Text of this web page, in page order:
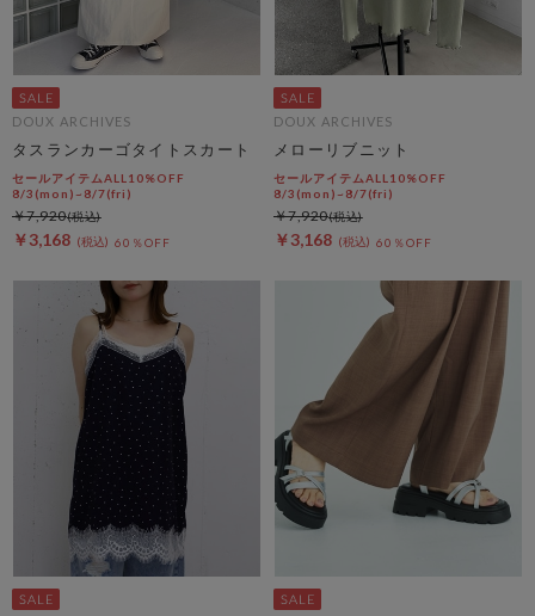
DOUX ARCHIVES
タスランカーゴタイトスカート
セールアイテムALL10%OFF
8/3(mon)~8/7(fri)
￥3,168 60％OFF
￥7,920
DOUX ARCHIVES
メローリブニット
セールアイテムALL10%OFF
8/3(mon)~8/7(fri)
￥3,168 60％OFF
￥7,920